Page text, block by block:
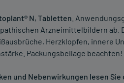
N, Tabletten .
Arzneimittelbildern ab.
Herzklopfen, innere
Packungsbeilage beachten!
und Nebenwirkungen lesen